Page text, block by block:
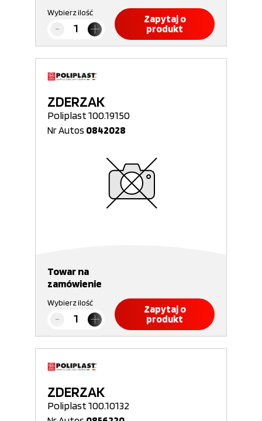
Wybierz ilość
Zapytaj o
produkt
ZDERZAK
Poliplast 100.19150
Nr Autos 0842028
Towar na
zamówienie
Wybierz ilość
Zapytaj o
produkt
ZDERZAK
Poliplast 100.10132